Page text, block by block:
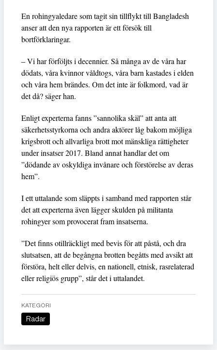
En rohingyaledare som tagit sin tillflykt till Bangladesh
anser att den nya rapporten är ett försök till
bortförklaringar.
– Vi har förföljts i decennier. Så många av de våra har
dödats, våra kvinnor våldtogs, våra barn kastades i elden
och våra hem brändes. Om det inte är folkmord, vad är
det då? säger han.
Enligt experterna fanns ”sannolika skäl” att anta att
säkerhetsstyrkorna och andra aktörer låg bakom möjliga
krigsbrott och allvarliga brott mot mänskliga rättigheter
under insatser 2017. Bland annat handlar det om
”dödande av oskyldiga invånare och förstörelse av deras
hem”.
I ett uttalande som släppts i samband med rapporten står
det att experterna även lägger skulden på militanta
rohingyer som provocerat fram insatserna.
”Det finns otillräckligt med bevis för att påstå, och dra
slutsatsen, att de begångna brotten begåtts med avsikt att
förstöra, helt eller delvis, en nationell, etnisk, rasrelaterad
eller religiös grupp”, står det i uttalandet.
KATEGORI
Radar